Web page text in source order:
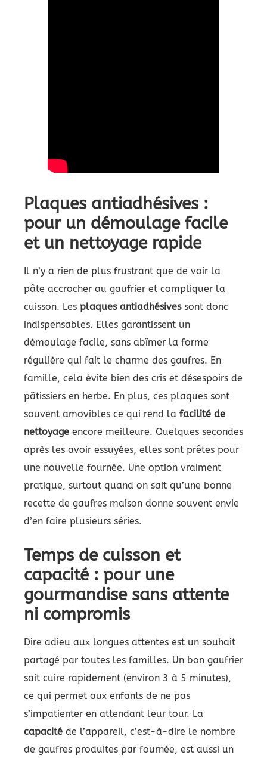
Plaques antiadhésives :
pour un démoulage facile
et un nettoyage rapide
Il n’y a rien de plus frustrant que de voir la
pâte accrocher au gaufrier et compliquer la
cuisson. Les plaques antiadhésivessont donc
indispensables. Elles garantissent un
démoulage facile, sans abîmer la forme
régulière qui fait le charme des gaufres. En
famille, cela évite bien des cris et désespoirs de
pâtissiers en herbe. En plus, ces plaques sont
souvent amovibles ce qui rend la facilité de
nettoyage encore meilleure. Quelques secondes
après les avoir essuyées, elles sont prêtes pour
une nouvelle fournée. Une option vraiment
pratique, surtout quand on sait qu’une bonne
recette de gaufres maison donne souvent envie
d’en faire plusieurs séries.
Temps de cuisson et
capacité : pour une
gourmandise sans attente
ni compromis
Dire adieu aux longues attentes est un souhait
partagé par toutes les familles. Un bon gaufrier
sait cuire rapidement (environ 3 à 5 minutes),
ce qui permet aux enfants de ne pas
s’impatienter en attendant leur tour. La
capacité de l’appareil, c’est-à-dire le nombre
de gaufres produites par fournée, est aussi un